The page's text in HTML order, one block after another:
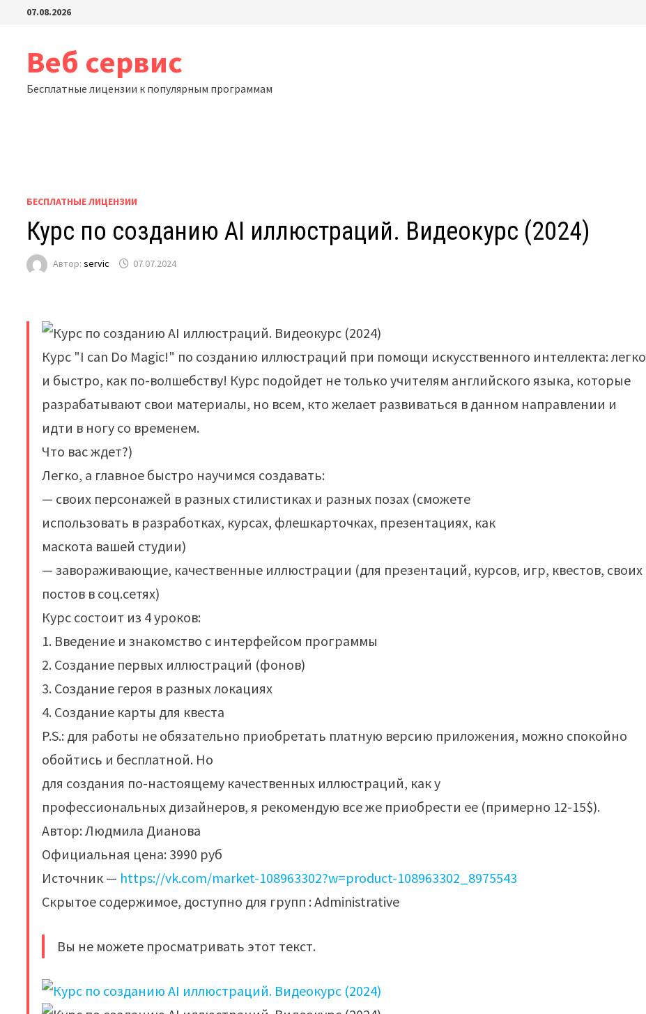
Перейти
содержимому
07.08.2026
Веб сервис
Бесплатные лицензии к популярным программам
БЕСПЛАТНЫЕ ЛИЦЕНЗИИ
Курс по созданию AI иллюстраций. Видеокурс (2024)
Автор:servic 07.07.2024
Курс "I can Do Magic!" по созданию иллюстраций при помощи искусственного интеллекта: легко
и быстро, как по-волшебству! Курс подойдет не только учителям английского языка, которые
разрабатывают свои материалы, но всем, кто желает развиваться в данном направлении и
идти в ногу со временем.
Что вас ждет?)
Легко, а главное быстро научимся создавать:
— своих персонажей в разных стилистиках и разных позах (сможете
использовать в разработках, курсах, флешкарточках, презентациях, как
маскота вашей студии)
— завораживающие, качественные иллюстрации (для презентаций, курсов, игр, квестов, своих
постов в соц.сетях)
Курс состоит из 4 уроков:
1. Введение и знакомство с интерфейсом программы
2. Создание первых иллюстраций (фонов)
3. Создание героя в разных локациях
4. Создание карты для квеста
P.S.: для работы не обязательно приобретать платную версию приложения, можно спокойно
обойтись и бесплатной. Но
для создания по-настоящему качественных иллюстраций, как у
профессиональных дизайнеров, я рекомендую все же приобрести ее (примерно 12-15$).
Автор: Людмила Дианова
Официальная цена: 3990 руб
Источник — https://vk.com/market-108963302?w=product-108963302_8975543
Скрытое содержимое, доступно для групп : Administrative
Вы не можете просматривать этот текст.